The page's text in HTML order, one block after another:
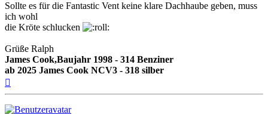
Sollte es für die Fantastic Vent keine klare Dachhaube geben, muss
ich wohl
die Kröte schlucken
Grüße Ralph
James Cook,Baujahr 1998 - 314 Benziner
ab 2025 James Cook NCV3 - 318 silber